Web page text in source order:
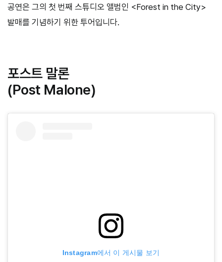
공연은 그의 첫 번째 스튜디오 앨범인 <Forest in the City>
발매를 기념하기 위한 투어입니다.
포스트 말론
(Post Malone)
Instagram에서 이 게시물 보기